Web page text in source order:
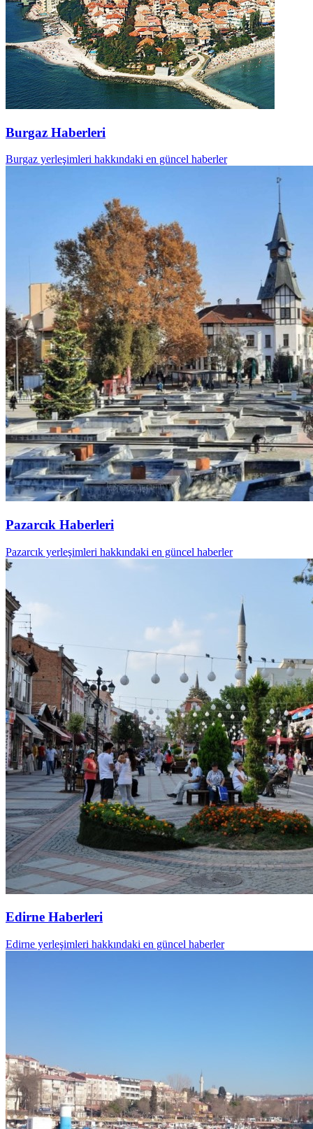
Burgaz Haberleri
Burgaz yerleşimleri hakkındaki en güncel haberler
Pazarcık Haberleri
Pazarcık yerleşimleri hakkındaki en güncel haberler
Edirne Haberleri
Edirne yerleşimleri hakkındaki en güncel haberler